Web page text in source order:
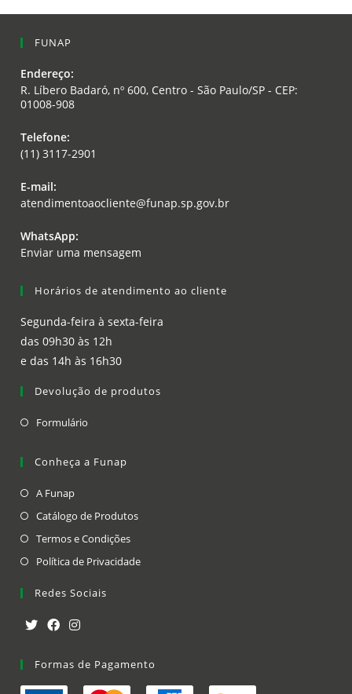
FUNAP
Endereço:
R. Líbero Badaró, nº 600, Centro - São Paulo/SP - CEP:
01008-908
in
a
tab
Telefone:
(11) 3117-2901
in
your
application
E-mail:
atendimentoaocliente@funap.sp.gov.brOpens
WhatsApp:
Enviar uma mensagem
new
Horários de atendimento ao cliente
Segunda-feira à sexta-feira
das 09h30 às 12h
e das 14h às 16h30
Devolução de produtos
Formulário
a
Conheça a Funap
A FunapOpens
in
tab
Catálogo de ProdutosOpens
Termos e CondiçõesOpens
in
Política de PrivacidadeOpens
Redes Sociais
a
in
a
in
Formas de Pagamento